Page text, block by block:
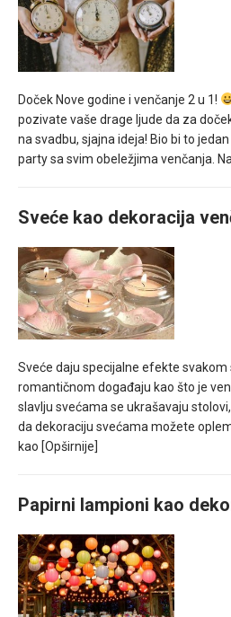
Doček Nove godine i venčanje 2 u 1!
pozivate vaše drage ljude da za
na svadbu, sjajna ideja! Bio bi to
party sa svim obeležjima venčanja.
Sveće kao dekoracija
Sveće daju specijalne efekte svakom
romantičnom događaju kao što je
slavlju svećama se ukrašavaju
da dekoraciju svećama možete
kao [Opširnije]
Papirni lampioni kao